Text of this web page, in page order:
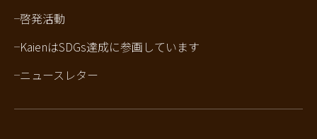
啓発活動
KaienはSDGs達成に参画しています
ニュースレター